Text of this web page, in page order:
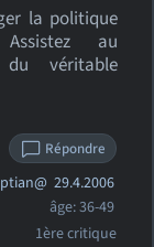
la politique
au
véritable
Répondre
29.4.2006
âge: 36-49
1ère critique